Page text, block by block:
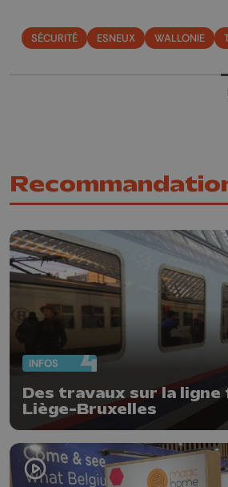
SÉCURITÉ ESNEUX WALLONIE
INFOS
Des travaux sur la
Liège-Bruxelles